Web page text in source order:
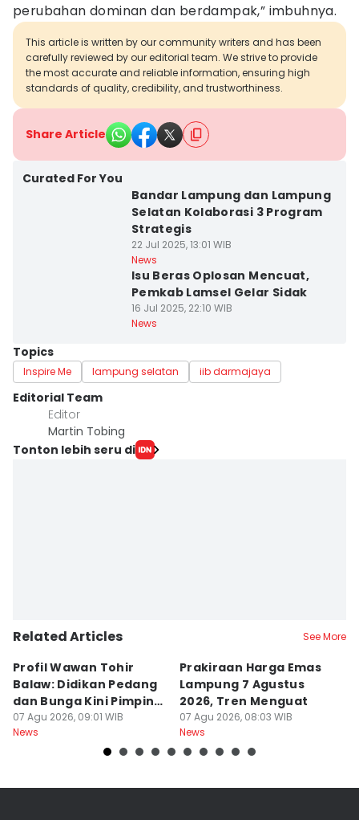
perubahan dominan dan berdampak,” imbuhnya.
This article is written by our community writers and has been
carefully reviewed by our editorial team. We strive to provide
the most accurate and reliable information, ensuring high
standards of quality, credibility, and trustworthiness.
Share Article
Curated For You
Bandar Lampung dan Lampung
Selatan Kolaborasi 3 Program
Strategis
22 Jul 2025, 13:01 WIB
News
Isu Beras Oplosan Mencuat,
Pemkab Lamsel Gelar Sidak
16 Jul 2025, 22:10 WIB
News
Topics
Inspire Me lampung selatan iib darmajaya
Editorial Team
Editor
Martin Tobing
Tonton lebih seru di
Related Articles See More
Profil Wawan Tohir
Balaw: Didikan Pedang
dan Bunga Kini Pimpin
PRI Lampung
07 Agu 2026, 09:01 WIB
News
Prakiraan Harga Emas
Lampung 7 Agustus
2026, Tren Menguat
07 Agu 2026, 08:03 WIB
News